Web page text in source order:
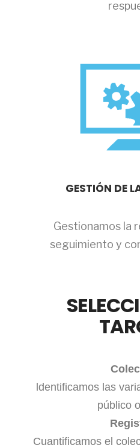
GESTIÓN DE
Gestionamos la
seguimiento y
ldentificamos las
público
Cuantificamos el